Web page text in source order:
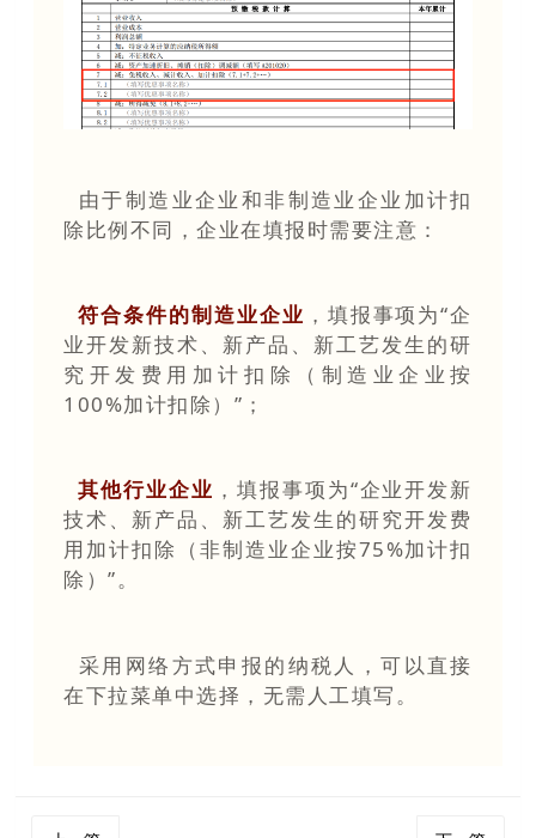
由于制造业企业和非制造业企业加计扣
除比例不同，企业在填报时需要注意：
符合条件的制造业企业 ，填报事项为“企
业开发新技术、新产品、新工艺发生的研
究开发费用加计扣除（制造业企业按
100%加计扣除）”；
其他行业企业 ，填报事项为“企业开发新
技术、新产品、新工艺发生的研究开发费
用加计扣除（非制造业企业按75%加计扣
除）”。
采用网络方式申报的纳税人，可以直接
在下拉菜单中选择，无需人工填写。